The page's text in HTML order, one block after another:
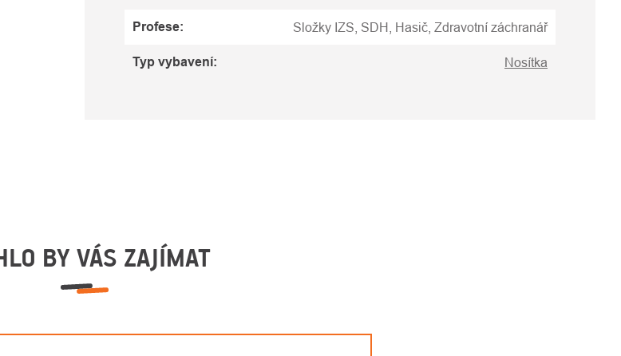
Profese: Složky IZS, SDH, Hasič, Zdravotní záchranář
Typ vybavení: Nosítka
BY VÁS ZAJÍMAT